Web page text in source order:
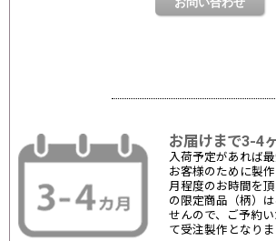
お届けまで3-4
入荷予定があれば
お客様のために製
月程度のお時間を
の限定商品（柄）
せんので、ご予約
て受注製作となりま